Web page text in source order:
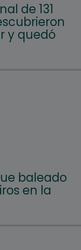
de 131
y quedó
baleado
en la